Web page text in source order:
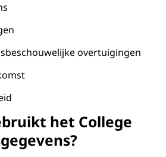
overtuigingen
het College